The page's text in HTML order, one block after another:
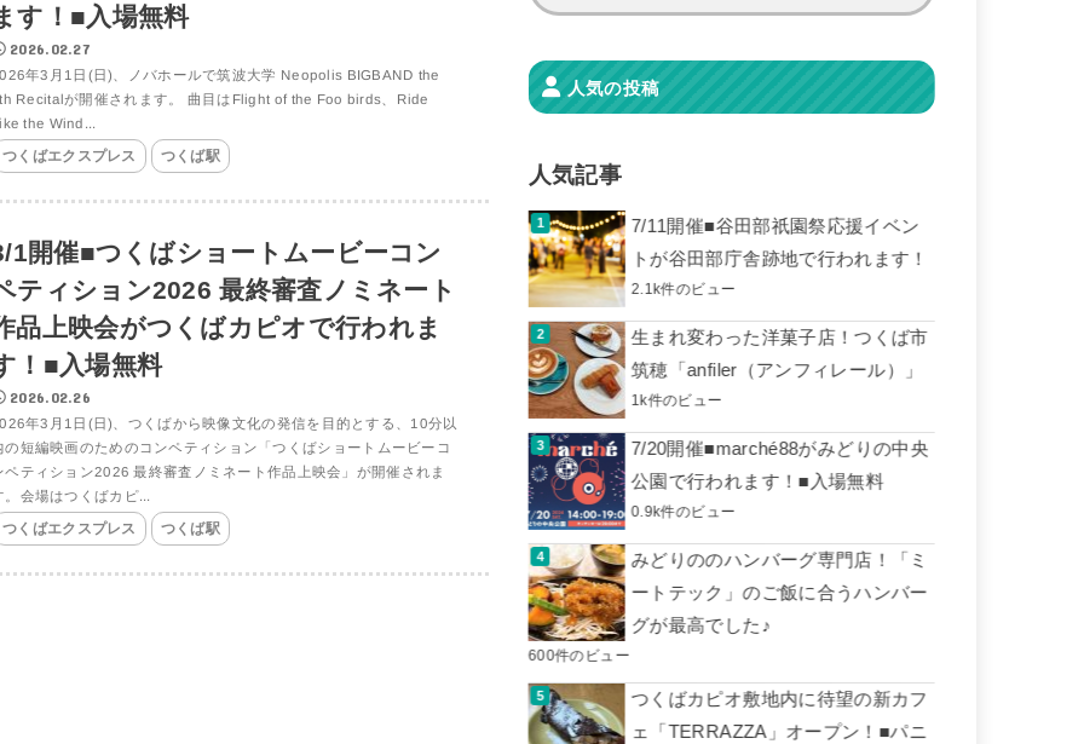
す！■入場無料
2026.02.27
年3月1日(日)、ノバホールで筑波大学 Neopolis BIGBAND the
Recitalが開催されます。 曲目はFlight of the Foo birds、Ride
the Wind...
つくばエクスプレス つくば駅
1開催■つくばショートムービーコン
ティション2026 最終審査ノミネート
品上映会がつくばカピオで行われま
！■入場無料
2026.02.26
年3月1日(日)、つくばから映像文化の発信を目的とする、10分以
の短編映画のためのコンペティション「つくばショートムービーコ
ペティション2026 最終審査ノミネート作品上映会」が開催されま
。会場はつくばカピ...
つくばエクスプレス つくば駅
人気の投稿
人気記事
7/11開催■谷田部祇園祭応援イベン
トが谷田部庁舎跡地で行われます！
2.1k件のビュー
生まれ変わった洋菓子店！つくば市
筑穂「anfiler（アンフィレール）」
1k件のビュー
7/20開催■marché88がみどりの中央
公園で行われます！■入場無料
0.9k件のビュー
みどりののハンバーグ専門店！「ミ
ートテック」のご飯に合うハンバー
グが最高でした♪
600件のビュー
つくばカピオ敷地内に待望の新カフ
ェ「TERRAZZA」オープン！■パニ